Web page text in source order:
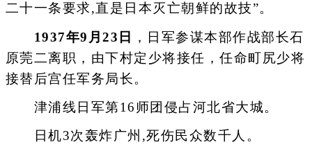
二十一条要求,直是日本灭亡朝鲜的故技”。
1937年9月23日
，日军参谋本部作战部长石
原莞二离职，由下村定少将接任，任命町尻少将
接替后宫任军务局长。
津浦线日军第16师团侵占河北省大城。
日机3次轰炸广州,死伤民众数千人。